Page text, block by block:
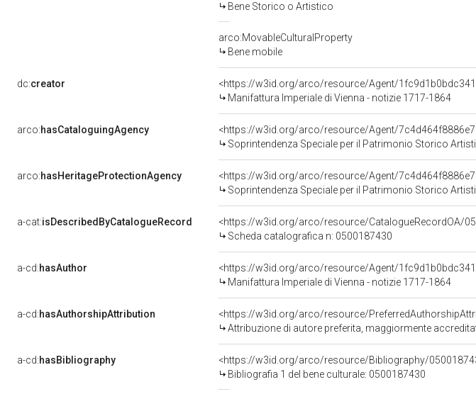
Bene Storico o Artistico
arco:MovableCulturalProperty
Bene mobile
dc:creator
<https://w3id.org/arco/resource/Agent/
Manifattura Imperiale di Vienna - notizie 1717-1864
arco:hasCataloguingAgency
<https://w3id.org/arco/resource/Agent/
Soprintendenza Speciale per il Patrimonio Storico
arco:hasHeritageProtectionAgency
<https://w3id.org/arco/resource/Agent/
Soprintendenza Speciale per il Patrimonio Storico
a-cat:isDescribedByCatalogueRecord
<https://w3id.org/arco/resource/CatalogueRecordOA/
Scheda catalografica n: 0500187430
a-cd:hasAuthor
<https://w3id.org/arco/resource/Agent/
Manifattura Imperiale di Vienna - notizie 1717-1864
a-cd:hasAuthorshipAttribution
<https://w3id.org/arco/resource/
Attribuzione di autore preferita, maggiormente
a-cd:hasBibliography
<https://w3id.org/arco/resource/Bibliography/
Bibliografia 1 del bene culturale: 0500187430